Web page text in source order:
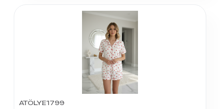
ATÖLYE1799